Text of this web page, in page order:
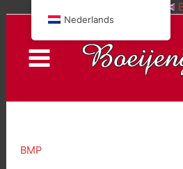
inhoud
BMP
Nederlands